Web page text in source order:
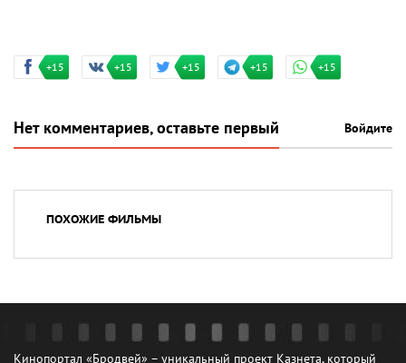
+15 +15 +15 +15 +15
Нет комментариев, оставьте первый Войдите
ПОХОЖИЕ ФИЛЬМЫ
Кинопортал «Бродвей» – уникальный проект Казнета, который